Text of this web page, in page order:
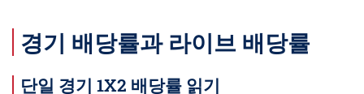
경기 배당률과 라이브 배당률
단일 경기 1X2 배당률 읽기